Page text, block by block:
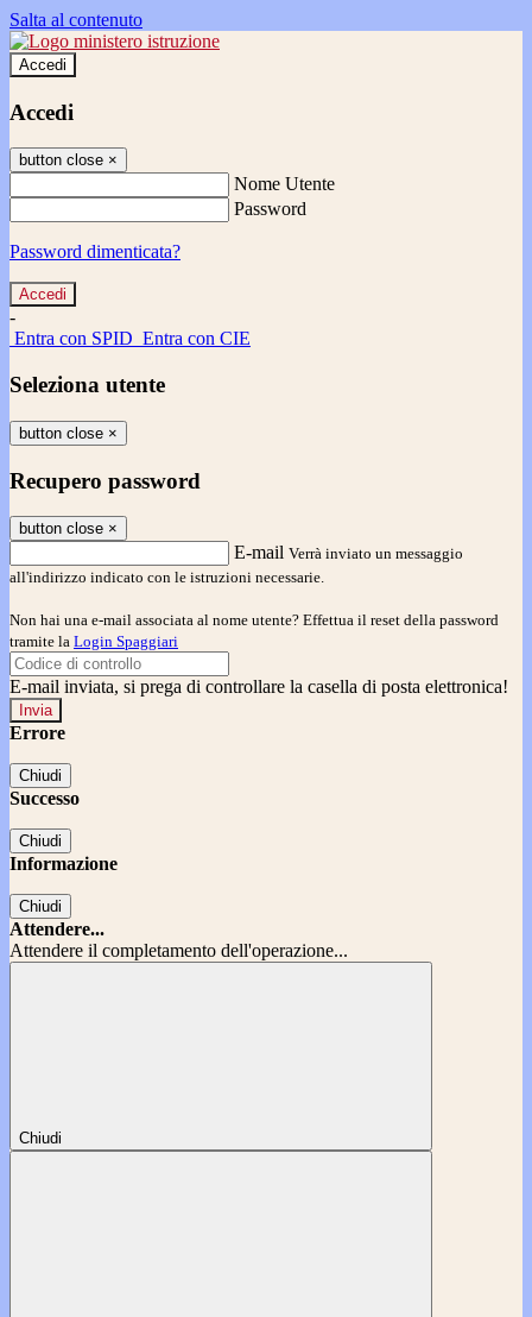
Salta al contenuto
Accedi
Accedi
button close ×
Nome Utente
Password
Password dimenticata?
-
Entra con SPID Entra con CIE
Seleziona utente
button close ×
Recupero password
button close ×
E-mail Verrà inviato un messaggio
all'indirizzo indicato con le istruzioni necessarie.
Non hai una e-mail associata al nome utente? Effettua il reset della password
tramite la Login Spaggiari
E-mail inviata, si prega di controllare la casella di posta elettronica!
Errore
Chiudi
Successo
Chiudi
Informazione
Chiudi
Attendere...
Attendere il completamento dell'operazione...
Chiudi